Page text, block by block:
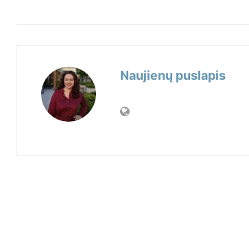
Naujienų puslapis